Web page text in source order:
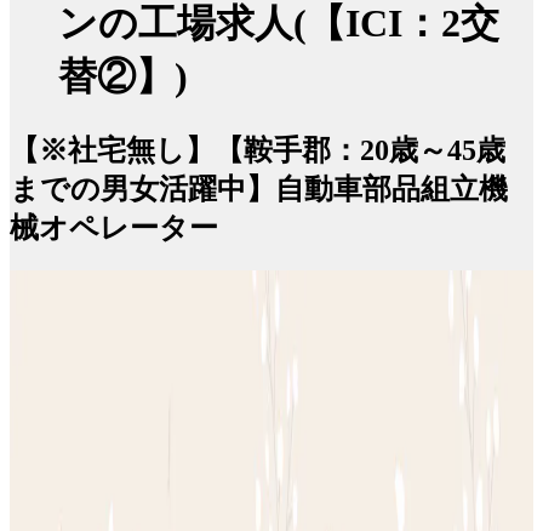
ンの工場求人(【ICI：2交
替②】)
【※社宅無し】【鞍手郡：20歳～45歳
までの男女活躍中】自動車部品組立機
械オペレーター